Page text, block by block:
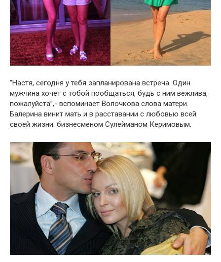
“Настя, сегодня у тебя запланирована встреча. Один
мужчина хочет с тобой пообщаться, будь с ним вежлива,
пожалуйста”,- вспоминает Волочкова слова матери.
Балерина винит мать и в расставании с любовью всей
своей жизни: бизнесменом Сулейманом Керимовым.